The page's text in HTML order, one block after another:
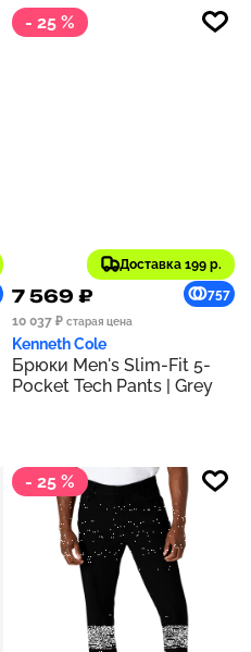
- 25 %
Доставка 199 р.
7 569 ₽
757
10 037 ₽ старая цена
Kenneth Cole
Брюки Men's Slim-Fit 5-
Pocket Tech Pants | Grey
- 25 %